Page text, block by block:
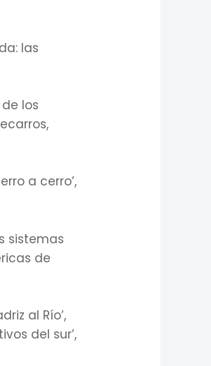
las
los
a cerro’,
sistemas
de
al Río’,
del sur’,